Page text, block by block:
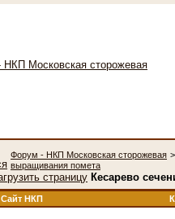
Форум - НКП Московская сторожевая >
выращивания помета
Кесарево
Сайт НКП